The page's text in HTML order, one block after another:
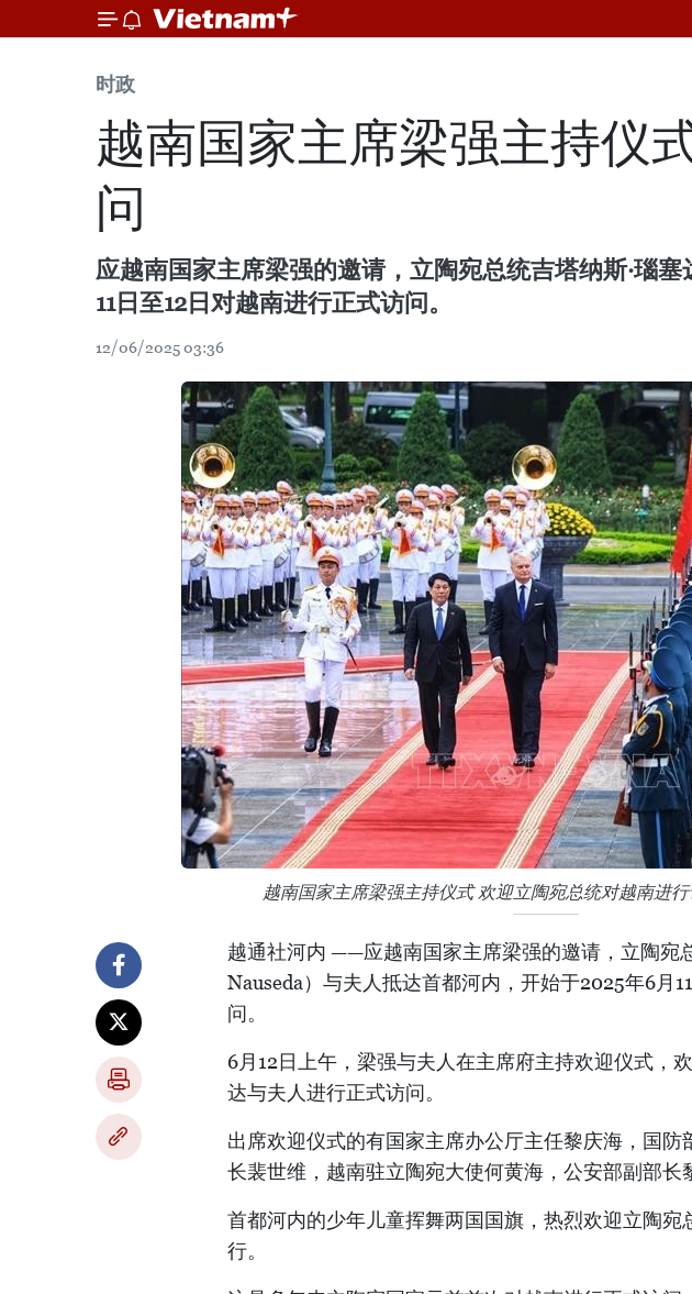
时政
越南国家主席梁强主持仪
问
应越南国家主席梁强的邀请，立陶宛总统吉塔纳斯·瑙
11日至12日对越南进行正式访问。
12/06/2025 03:36
越南国家主席梁强主持仪式 欢迎立陶宛总统对越南进
越通社河内 ——应越南国家主席梁强的邀请，立陶宛
Nauseda）与夫人抵达首都河内，开始于2025年6月
问。
6月12日上午，梁强与夫人在主席府主持欢迎仪式，
达与夫人进行正式访问。
出席欢迎仪式的有国家主席办公厅主任黎庆海，国防
长裴世维，越南驻立陶宛大使何黄海，公安部副部长
首都河内的少年儿童挥舞两国国旗，热烈欢迎立陶宛
行。